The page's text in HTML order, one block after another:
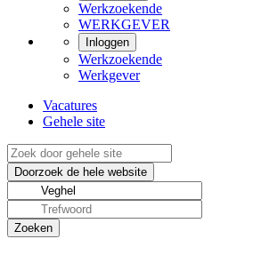
Werkzoekende
WERKGEVER
Inloggen
Werkzoekende
Werkgever
Vacatures
Gehele site